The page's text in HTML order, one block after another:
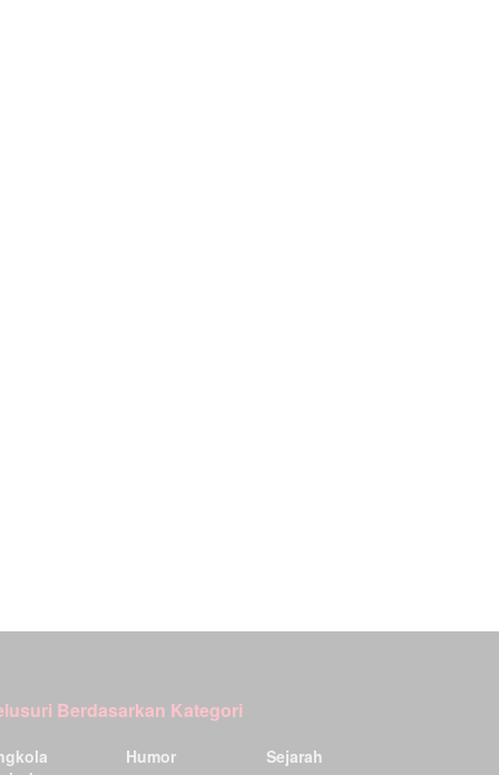
Berdasarkan Kategori
Humor Sejarah